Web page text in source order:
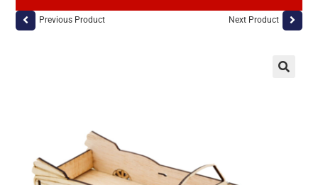
Previous Product Next Product